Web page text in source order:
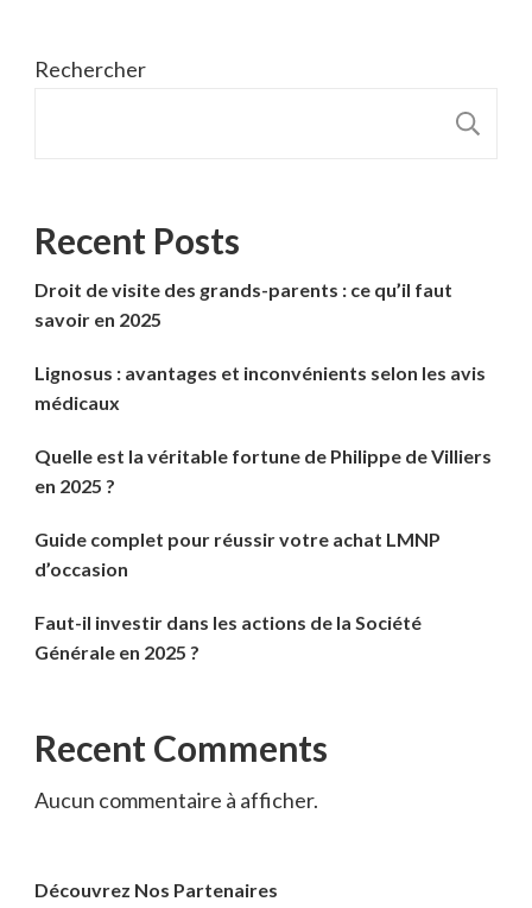
Rechercher
Recent Posts
Droit de visite des grands-parents : ce qu’il faut
savoir en 2025
Lignosus : avantages et inconvénients selon les avis
médicaux
Quelle est la véritable fortune de Philippe de Villiers
en 2025 ?
Guide complet pour réussir votre achat LMNP
d’occasion
Faut-il investir dans les actions de la Société
Générale en 2025 ?
Recent Comments
Aucun commentaire à afficher.
Découvrez Nos Partenaires